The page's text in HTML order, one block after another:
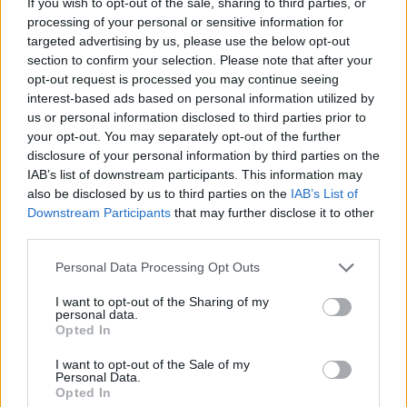
processing of your personal or sensitive information for
targeted advertising by us, please use the below opt-out
section to confirm your selection. Please note that after your
opt-out request is processed you may continue seeing
interest-based ads based on personal information utilized by
us or personal information disclosed to third parties prior to
your opt-out. You may separately opt-out of the further
disclosure of your personal information by third parties on the
IAB’s list of downstream participants. This information may
also be disclosed by us to third parties on the IAB’s List of
Downstream Participants that may further disclose it to other
Please note that this website/app uses one or more Google
not limited to your visit or usage behaviour. You may click to
grant or deny consent to Google and its third-party tags to
use your data for below specified purposes in below Google
consent section.
Personal Data Processing Opt Outs
I want to opt-out of the Sharing of my
personal data.
Opted In
I want to opt-out of the Sale of my
Personal Data.
Opted In
2026.08.06. Kiss Lajos
Egyszer fent, egyszer lent, így festett a Duna a két
évvel ezelőtti árvíz idején és így most –
fotógyűjtemény ugyanazokból a szögekből
Akik szeretik az előtte-utána képeket, azok számára
feltétlenül ajánlott ez a képgyűjtemény. Több helyszín